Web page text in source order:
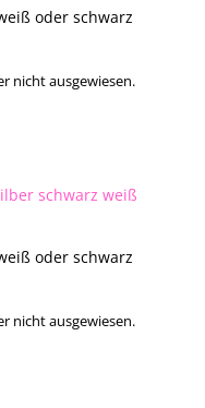
oder schwarz
nicht ausgewiesen.
oder schwarz
nicht ausgewiesen.